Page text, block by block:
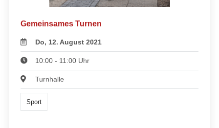
Gemeinsames Turnen
Do, 12. August 2021
10:00 - 11:00 Uhr
Turnhalle
Sport